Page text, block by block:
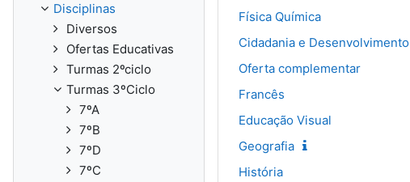
Física Química
Cidadania e Desenvolvimento
Oferta complementar
Francês
Educação Visual
Geografia
História
Disciplinas
Diversos
Ofertas Educativas
Turmas 2ºciclo
Turmas 3ºCiclo
7ºA
7ºB
7ºD
7ºC